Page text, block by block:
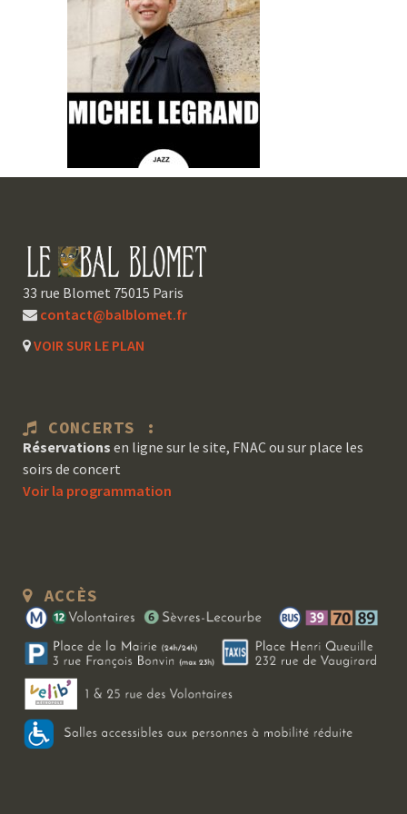
33 rue Blomet 75015 Paris
contact@balblomet.fr
VOIR SUR LE PLAN
CONCERTS :
Réservations en ligne sur le site, FNAC ou sur place les
soirs de concert
Voir la programmation
ACCÈS